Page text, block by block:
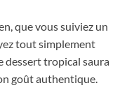
que vous suiviez un
tout simplement
dessert tropical saura
goût authentique.